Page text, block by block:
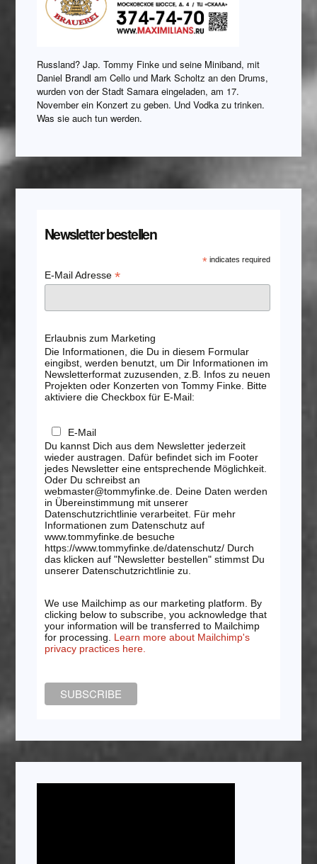
Russland? Jap. Tommy Finke und seine Miniband, mit
Daniel Brandl am Cello und Mark Scholtz an den Drums,
wurden von der Stadt Samara eingeladen, am 17.
November ein Konzert zu geben. Und Vodka zu trinken.
Was sie auch tun werden.
Newsletter bestellen
* indicates required
E-Mail Adresse *
Erlaubnis zum Marketing
Die Informationen, die Du in diesem Formular
eingibst, werden benutzt, um Dir Informationen im
Newsletterformat zuzusenden, z.B. Infos zu neuen
Projekten oder Konzerten von Tommy Finke. Bitte
aktiviere die Checkbox für E-Mail:
E-Mail
Du kannst Dich aus dem Newsletter jederzeit
wieder austragen. Dafür befindet sich im Footer
jedes Newsletter eine entsprechende Möglichkeit.
Oder Du schreibst an
webmaster@tommyfinke.de. Deine Daten werden
in Übereinstimmung mit unserer
Datenschutzrichtlinie verarbeitet. Für mehr
Informationen zum Datenschutz auf
www.tommyfinke.de besuche
https://www.tommyfinke.de/datenschutz/ Durch
das klicken auf "Newsletter bestellen" stimmst Du
unserer Datenschutzrichtlinie zu.
We use Mailchimp as our marketing platform. By
clicking below to subscribe, you acknowledge that
your information will be transferred to Mailchimp
for processing. Learn more about Mailchimp's
privacy practices here.